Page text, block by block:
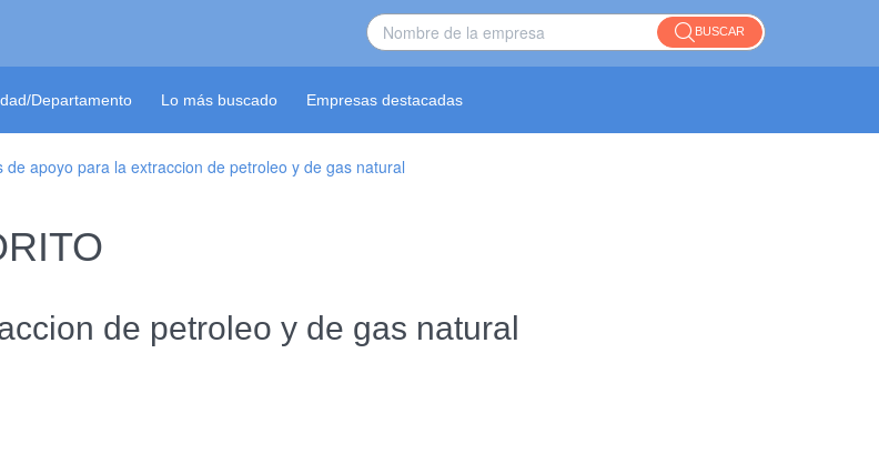
BUSCAR
Departamento Lo más buscado Empresas destacadas
de apoyo para la extraccion de petroleo y de gas natural
de petroleo y de gas natural